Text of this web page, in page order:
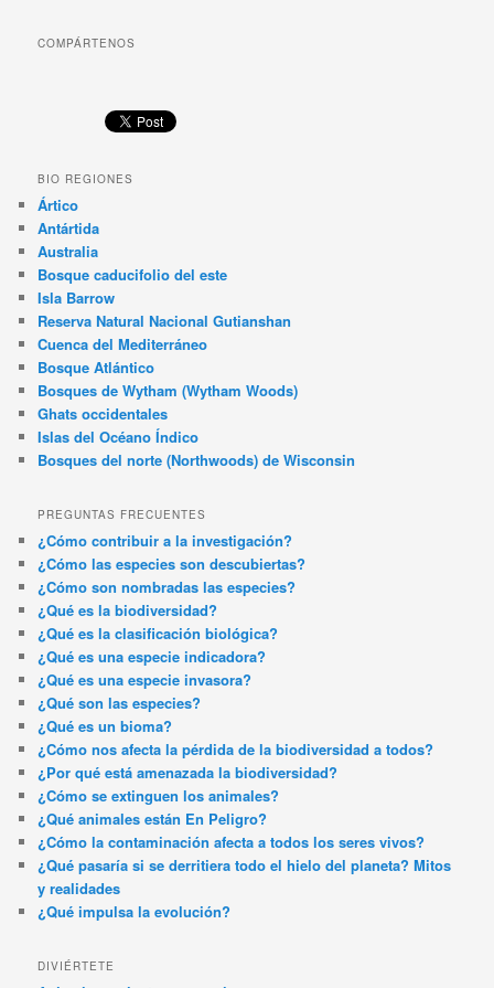
COMPÁRTENOS
BIO REGIONES
Ártico
Antártida
Australia
Bosque caducifolio del este
Isla Barrow
Reserva Natural Nacional Gutianshan
Cuenca del Mediterráneo
Bosque Atlántico
Bosques de Wytham (Wytham Woods)
Ghats occidentales
Islas del Océano Índico
Bosques del norte (Northwoods) de Wisconsin
PREGUNTAS FRECUENTES
¿Cómo contribuir a la investigación?
¿Cómo las especies son descubiertas?
¿Cómo son nombradas las especies?
¿Qué es la biodiversidad?
¿Qué es la clasificación biológica?
¿Qué es una especie indicadora?
¿Qué es una especie invasora?
¿Qué son las especies?
¿Qué es un bioma?
¿Cómo nos afecta la pérdida de la biodiversidad a todos?
¿Por qué está amenazada la biodiversidad?
¿Cómo se extinguen los animales?
¿Qué animales están En Peligro?
¿Cómo la contaminación afecta a todos los seres vivos?
¿Qué pasaría si se derritiera todo el hielo del planeta? Mitos
y realidades
¿Qué impulsa la evolución?
DIVIÉRTETE